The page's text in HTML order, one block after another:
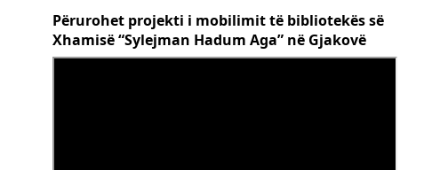
Përurohet projekti i mobilimit të bibliotekës së
Xhamisë “Sylejman Hadum Aga” në Gjakovë